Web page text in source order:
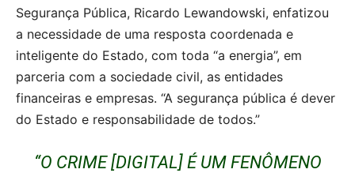
Segurança Pública, Ricardo Lewandowski, enfatizou
a necessidade de uma resposta coordenada e
inteligente do Estado, com toda “a energia”, em
parceria com a sociedade civil, as entidades
financeiras e empresas. “A segurança pública é dever
do Estado e responsabilidade de todos.”
“O CRIME [DIGITAL] É UM FENÔMENO